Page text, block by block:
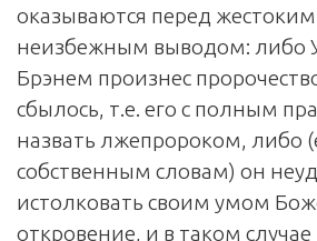
оказываются перед
неизбежным выводом: либо
Брэнем произнес
сбылось, т.е. его с полным
назвать лжепророком, либо
собственным словам) он
истолковать своим умом
откровение, и в таком